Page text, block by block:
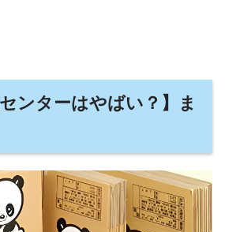
ンターはやばい？】ま